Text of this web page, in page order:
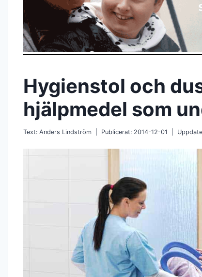
Hygienstol och
hjälpmedel som
Text: Anders Lindström Publicerat: 2014-12-01